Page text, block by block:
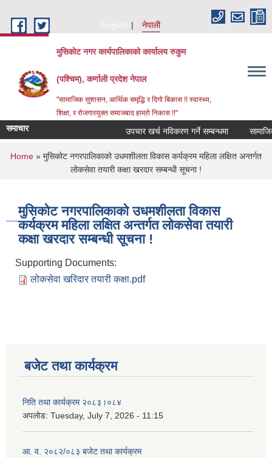
English
नेपाली
मुसिकोट नगर कार्यपालिकाको कार्यालय रुकुम
(पश्चिम), कर्णाली प्रदेश नेपाल
"सामाजिक सुशासन, आर्थिक समृद्धि र दिगो बिकास !! स्वास्थ्य,
शिक्षा, र रोजगारयुक्त समाजबाद हाम्रो निकास !!"
समाचार उपचार खर्च नविकरण गर्ने सम्बन्धमा
You are here
Home » मुसिकोट नगरपालिकाको उधमशीलता विकास कर्यक्रम महिला लक्षित अन्तर्गत
लोकसेवा तयारी कक्षा खरदार सम्बन्धी सूचना !
मुसिकोट नगरपालिकाको उधमशीलता विकास
कर्यक्रम महिला लक्षित अन्तर्गत लोकसेवा तयारी
कक्षा खरदार सम्बन्धी सूचना !
Supporting Documents:
लोकसेवा खरिदार तयारी कक्षा.pdf
बजेट तथा कार्यक्रम
निति तथा कार्यक्रम २०८३।०८४
अपलोड: Tuesday, July 7, 2026 - 11:15
आ. व. २०८२/०८३ बजेट तथा कार्यक्रम